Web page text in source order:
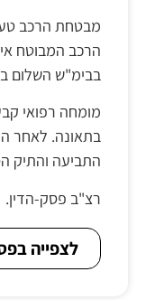
מבטחת הרכב
הרכב המבוטח
בבימ"ש השלום
בתאונה. לאחר
התביעה והתיק
רצ"ב פסק-הדין.
לצפייה